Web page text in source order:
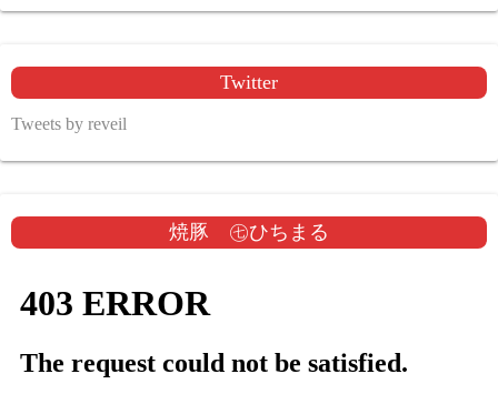
Twitter
Tweets by reveil
焼豚 ㊆ひちまる